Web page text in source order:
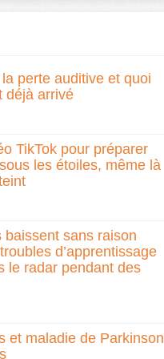
perte auditive et quoi
déjà arrivé
TikTok pour préparer
les étoiles, même là
baissent sans raison
d’apprentissage
le radar pendant des
et maladie de Parkinson